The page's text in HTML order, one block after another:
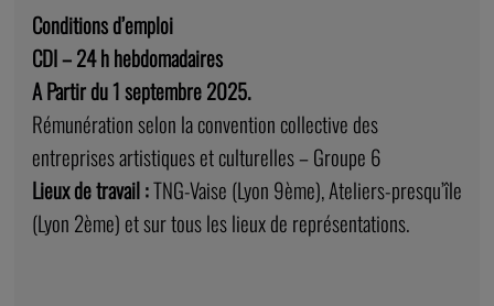
Conditions d’emploi
CDI – 24 h hebdomadaires
A Partir du 1 septembre 2025.
Rémunération selon la convention collective des
entreprises artistiques et culturelles – Groupe 6
Lieux de travail :TNG-Vaise (Lyon 9ème), Ateliers-presqu’île
(Lyon 2ème) et sur tous les lieux de représentations.